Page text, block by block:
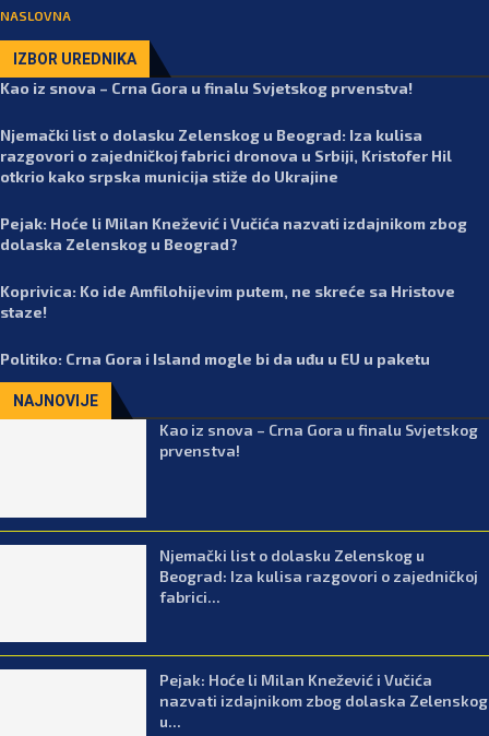
NASLOVNA
IZBOR UREDNIKA
Kao iz snova – Crna Gora u finalu Svjetskog prvenstva!
Njemački list o dolasku Zelenskog u Beograd: Iza kulisa
razgovori o zajedničkoj fabrici dronova u Srbiji, Kristofer Hil
otkrio kako srpska municija stiže do Ukrajine
Pejak: Hoće li Milan Knežević i Vučića nazvati izdajnikom zbog
dolaska Zelenskog u Beograd?
Koprivica: Ko ide Amfilohijevim putem, ne skreće sa Hristove
staze!
Politiko: Crna Gora i Island mogle bi da uđu u EU u paketu
NAJNOVIJE
Kao iz snova – Crna Gora u finalu Svjetskog
prvenstva!
Njemački list o dolasku Zelenskog u
Beograd: Iza kulisa razgovori o zajedničkoj
fabrici...
Pejak: Hoće li Milan Knežević i Vučića
nazvati izdajnikom zbog dolaska Zelenskog
u...